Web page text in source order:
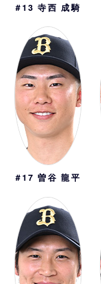
#13 寺西 成騎
#17 曽谷 龍平